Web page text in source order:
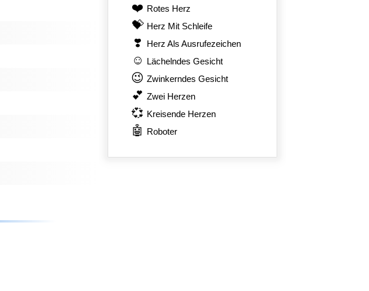
❤️ Rotes Herz
💝 Herz Mit Schleife
❣️ Herz Als Ausrufezeichen
☺️ Lächelndes Gesicht
😉 Zwinkerndes Gesicht
💕 Zwei Herzen
💞 Kreisende Herzen
🤖 Roboter